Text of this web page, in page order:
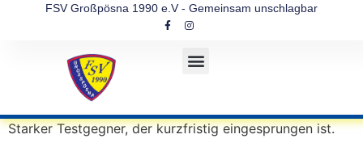
FSV Großpösna 1990 e.V - Gemeinsam unschlagbar
Starker Testgegner, der kurzfristig eingesprungen ist.